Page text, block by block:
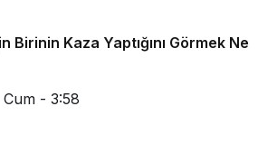
Birinin Kaza Yaptığını Görmek Ne
- 3:58